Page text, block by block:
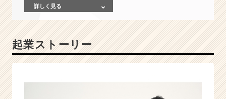
社、
れ
が
シ
詳しく見る
起業ストーリー